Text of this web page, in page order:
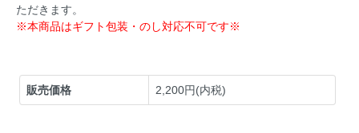
ただきます。
※本商品はギフト包装・のし対応不可です※
販売価格 2,200円(内税)